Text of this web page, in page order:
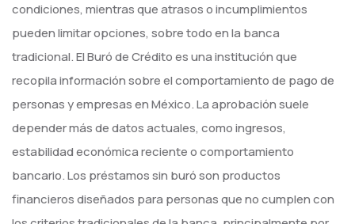
condiciones, mientras que atrasos o incumplimientos
pueden limitar opciones, sobre todo en la banca
tradicional. El Buró de Crédito es una institución que
recopila información sobre el comportamiento de pago de
personas y empresas en México. La aprobación suele
depender más de datos actuales, como ingresos,
estabilidad económica reciente o comportamiento
bancario. Los préstamos sin buró son productos
financieros diseñados para personas que no cumplen con